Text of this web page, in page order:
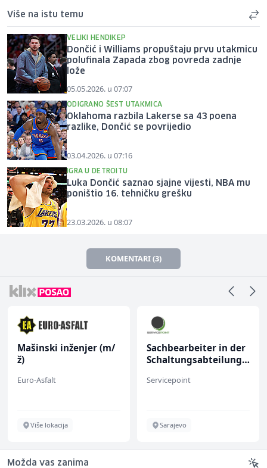
Više na istu temu
VELIKI HENDIKEP
Dončić i Williams propuštaju prvu utakmicu
polufinala Zapada zbog povreda zadnje
lože
05.05.2026. u 07:07
ODIGRANO ŠEST UTAKMICA
Oklahoma razbila Lakerse sa 43 poena
razlike, Dončić se povrijedio
03.04.2026. u 07:16
IGRA U DETROITU
Luka Dončić saznao sjajne vijesti, NBA mu
poništio 16. tehničku grešku
23.03.2026. u 08:07
KOMENTARI (3)
Mašinski inženjer (m/
ž)
Euro-Asfalt
Više lokacija
Sachbearbeiter in der
Schaltungsabteilung
Servicepoint
Sarajevo
Možda vas zanima